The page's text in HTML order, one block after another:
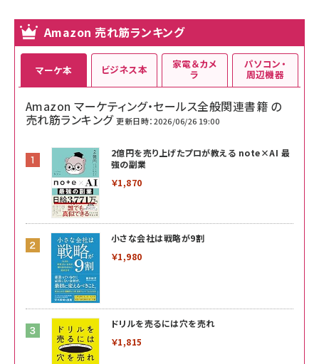
Amazon 売れ筋ランキング
マーケ本
Amazon マーケティング・セールス全般関連書籍 の
売れ筋ランキング 更新日時：2026/06/26 19:00
2億円を売り上げたプロが教える note×AI 最
強の副業
￥1,870
小さな会社は戦略が9割
￥1,980
ドリルを売るには穴を売れ
￥1,815
ビジネス本 家電＆カメ
ラ
パソコン・
周辺機器